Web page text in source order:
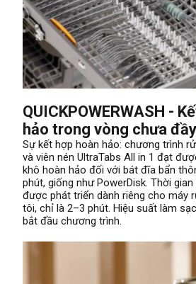
QUICKPOWERWASH -
hảo trong vòng chưa
Sự kết hợp hoàn hảo: chương trình
và viên nén UltraTabs All in 1 đạt
khô hoàn hảo đối với bát đĩa bẩn
phút, giống như PowerDisk. Thời
được phát triển dành riêng cho máy
tôi, chỉ là 2–3 phút. Hiệu suất làm
bắt đầu chương trình.